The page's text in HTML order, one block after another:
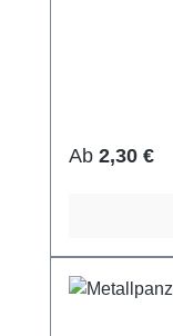
Regulärer
Ab 2,30 €